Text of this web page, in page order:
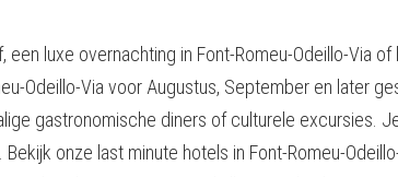
een luxe overnachting in Font-Romeu-Odeillo-Via
Odeillo-Via voor Augustus, September en later
gastronomische diners of culturele excursies.
Bekijk onze last minute hotels in Font-Romeu-